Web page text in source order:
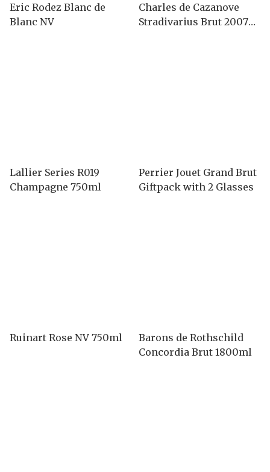
Eric Rodez Blanc de
Blanc NV
Charles de Cazanove
Stradivarius Brut 2007
Lallier Series R019
Champagne 750ml
Perrier Jouet Grand Brut
Giftpack with 2 Glasses
Ruinart Rose NV 750ml
Barons de Rothschild
Concordia Brut 1800ml